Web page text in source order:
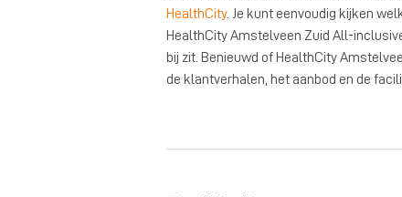
HealthCity. Je kunt eenvoudig kijken
HealthCity Amstelveen Zuid All-
bij zit. Benieuwd of HealthCity
de klantverhalen, het aanbod en de